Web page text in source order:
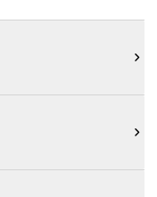

